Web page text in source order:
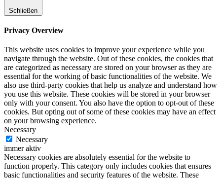
Schließen
Privacy Overview
This website uses cookies to improve your experience while you
navigate through the website. Out of these cookies, the cookies that
are categorized as necessary are stored on your browser as they are
essential for the working of basic functionalities of the website. We
also use third-party cookies that help us analyze and understand how
you use this website. These cookies will be stored in your browser
only with your consent. You also have the option to opt-out of these
cookies. But opting out of some of these cookies may have an effect
on your browsing experience.
Necessary
Necessary
immer aktiv
Necessary cookies are absolutely essential for the website to
function properly. This category only includes cookies that ensures
basic functionalities and security features of the website. These